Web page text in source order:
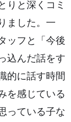
りと深くコミ
ました。一
ッフと「今後
込んだ話をす
的に話す時間
を感じている
っている子な